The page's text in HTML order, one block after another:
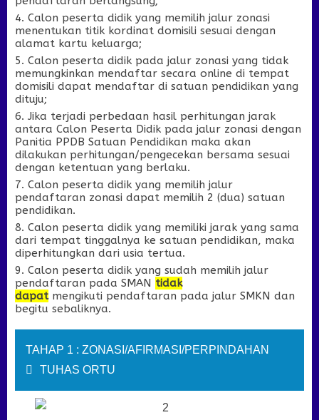
Calon peserta didik yang memilih jalur zonasi
menentukan titik kordinat domisili sesuai dengan
alamat kartu keluarga;
Calon peserta didik pada jalur zonasi yang tidak
memungkinkan mendaftar secara online di tempat
domisili dapat mendaftar di satuan pendidikan yang
dituju;
Jika terjadi perbedaan hasil perhitungan jarak
antara Calon Peserta Didik pada jalur zonasi dengan
Panitia PPDB Satuan Pendidikan maka akan
dilakukan perhitungan/pengecekan bersama sesuai
dengan ketentuan yang berlaku.
Calon peserta didik yang memilih jalur
pendaftaran zonasi dapat memilih 2 (dua) satuan
pendidikan.
Calon peserta didik yang memiliki jarak yang sama
dari tempat tinggalnya ke satuan pendidikan, maka
diperhitungkan dari usia tertua.
Calon peserta didik yang sudah memilih jalur
pendaftaran pada SMAN tidak
dapatmengikuti pendaftaran pada jalur SMKN dan
begitu sebaliknya.
TAHAP 1 : ZONASI/AFIRMASI/PERPINDAHAN
TUHAS ORTU